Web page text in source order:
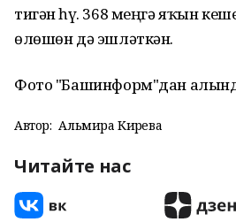
тигән һүҙ. 368 меңгә яҡын
өлөшөн дә эшләткән.
Фото "Башинформ"дан
Автор: Альмира Кирәева
Читайте нас